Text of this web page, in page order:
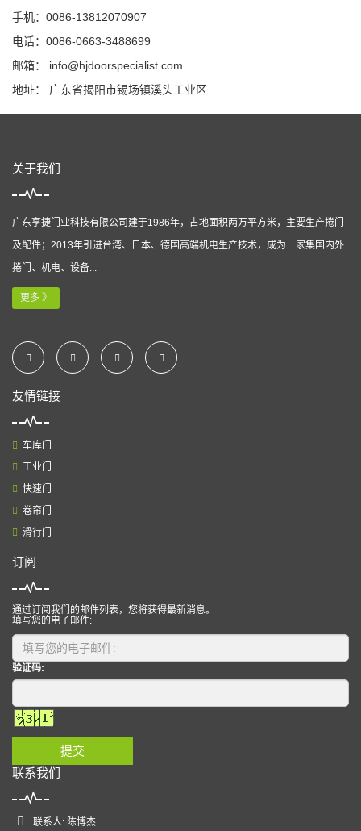
手机：0086-13812070907
电话：0086-0663-3488699
邮箱：
info@hjdoorspecialist.com
地址： 广东省揭阳市锡场镇溪头工业区
关于我们
广东亨捷门业科技有限公司建于1986年，占地面积两万平方米，主要生产捲门
及配件；2013年引进台湾、日本、德国高端机电生产技术，成为一家集国内外
捲门、机电、设备...
更多 》
友情链接
车库门
工业门
快速门
卷帘门
滑行门
订阅
通过订阅我们的邮件列表，您将获得最新消息。
填写您的电子邮件:
验证码:
提交
联系我们
联系人: 陈博杰